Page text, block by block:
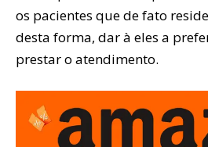
os pacientes que de fato
desta forma, dar à eles a
prestar o atendimento.